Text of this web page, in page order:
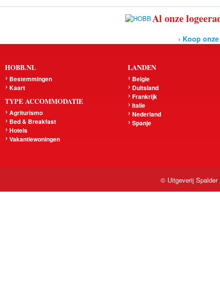
Al onze
› Koop
HOBB.NL
Bestemmingen
Kaart
TYPE ACCOMMODATIE
Agriturismo
Bed & Breakfast
Hotels
Vakantiewoningen
LANDEN
Belgie
Duitsland
Frankrijk
Italie
Nederland
Spanje
© Uitgeverij